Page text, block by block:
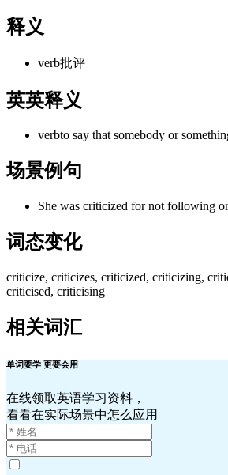
释义
verb批评
英英释义
verbto say that somebody or
场景例句
She was criticized for not following
词态变化
criticize, criticizes, criticized, criticizing,
criticised, criticising
相关词汇
单词要学 更要会用
在线领取英语学习资料，
看看在实际场景中怎么应用